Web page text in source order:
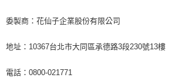
委製商：花仙子企業股份有限公司
地址：10367台北市大同區承德路3段230號13樓
電話：0800-021771